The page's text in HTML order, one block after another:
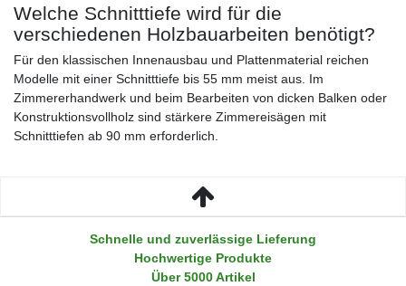
Welche Schnitttiefe wird für die
verschiedenen Holzbauarbeiten benötigt?
Für den klassischen Innenausbau und Plattenmaterial reichen
Modelle mit einer Schnitttiefe bis 55 mm meist aus. Im
Zimmererhandwerk und beim Bearbeiten von dicken Balken oder
Konstruktionsvollholz sind stärkere Zimmereisägen mit
Schnitttiefen ab 90 mm erforderlich.
Schnelle und zuverlässige Lieferung
Hochwertige Produkte
Über 5000 Artikel